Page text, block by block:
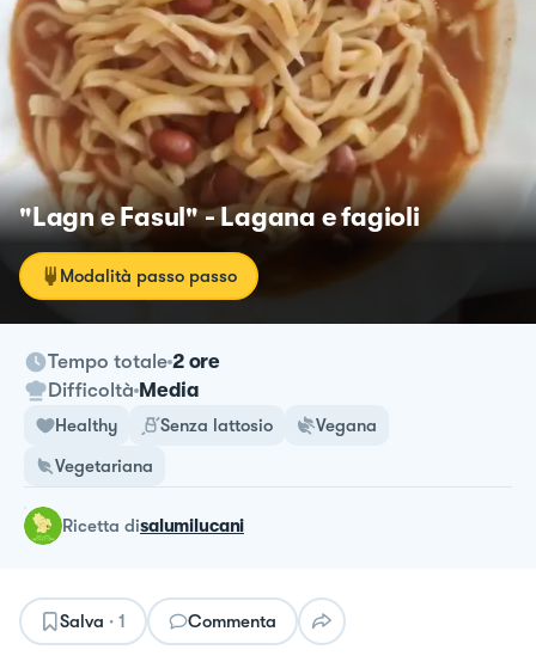
"Lagn e Fasul" - Lagana e fagioli
Modalità passo passo
Tempo totale 2 ore
Difficoltà Media
Healthy Senza lattosio
Vegana
Vegetariana
ricetta disalumilucani
Salva · 1 Commenta